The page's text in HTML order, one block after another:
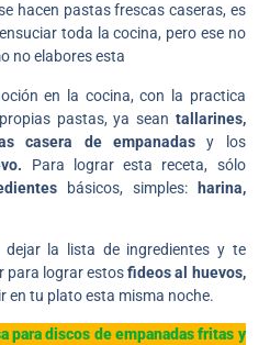
hacen pastas frescas caseras, es
toda la cocina, pero ese no
no elabores esta
en la cocina, con la practica
pastas, ya sean tallarines,
casera de empanadasy los
Para lograr esta receta, sólo
básicos, simples: harina,
la lista de ingredientes y te
para lograr estosfideos al huevos,
en tu plato esta misma noche.
para discos de empanadas fritas y